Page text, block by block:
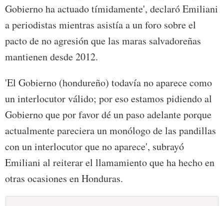
Gobierno ha actuado tímidamente', declaró Emiliani
a periodistas mientras asistía a un foro sobre el
pacto de no agresión que las maras salvadoreñas
mantienen desde 2012.
'El Gobierno (hondureño) todavía no aparece como
un interlocutor válido; por eso estamos pidiendo al
Gobierno que por favor dé un paso adelante porque
actualmente pareciera un monólogo de las pandillas
con un interlocutor que no aparece', subrayó
Emiliani al reiterar el llamamiento que ha hecho en
otras ocasiones en Honduras.